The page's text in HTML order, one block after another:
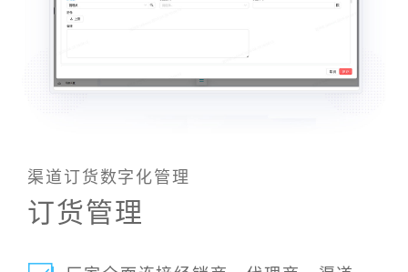
渠道订货数字化管理
订货管理